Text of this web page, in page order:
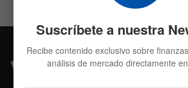
Suscríbete a nuestra
Recibe contenido exclusivo sobre
análisis de mercado directamente